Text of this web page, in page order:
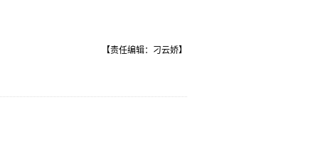
【责任编辑：刁云娇】